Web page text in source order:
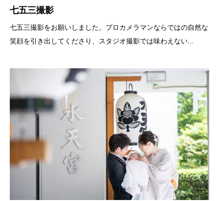
七五三撮影
七五三撮影をお願いしました。プロカメラマンならではの自然な
笑顔を引き出してくださり、スタジオ撮影では味わえない...